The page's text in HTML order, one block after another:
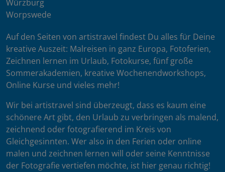
Würzburg
Worpswede
Auf den Seiten von artistravel findest Du alles für Deine
kreative Auszeit: Malreisen in ganz Europa, Fotoferien,
Zeichnen lernen im Urlaub, Fotokurse, fünf große
Sommerakademien, kreative Wochenendworkshops,
Online Kurse und vieles mehr!
Wir bei artistravel sind überzeugt, dass es kaum eine
schönere Art gibt, den Urlaub zu verbringen als malend,
zeichnend oder fotografierend im Kreis von
Gleichgesinnten. Wer also in den Ferien oder online
malen und zeichnen lernen will oder seine Kenntnisse
der Fotografie vertiefen möchte, ist hier genau richtig!